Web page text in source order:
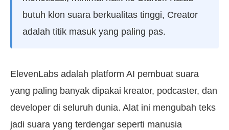
butuh klon suara berkualitas tinggi, Creator
adalah titik masuk yang paling pas.
ElevenLabs adalah platform AI pembuat suara
yang paling banyak dipakai kreator, podcaster, dan
developer di seluruh dunia. Alat ini mengubah teks
jadi suara yang terdengar seperti manusia